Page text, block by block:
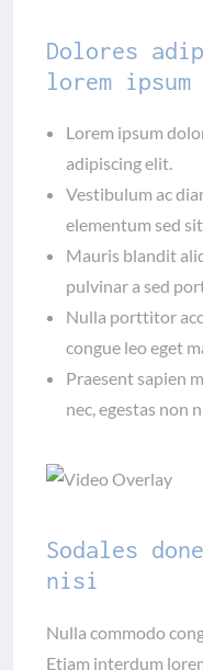
Dolores
lorem ipsum
Lorem ipsum
adipiscing elit.
Vestibulum ac
elementum sed
Mauris blandit
pulvinar a sed
Nulla porttitor
congue leo eget
Praesent sapien
nec, egestas non
Sodales
nisi
Nulla commodo
Etiam interdum